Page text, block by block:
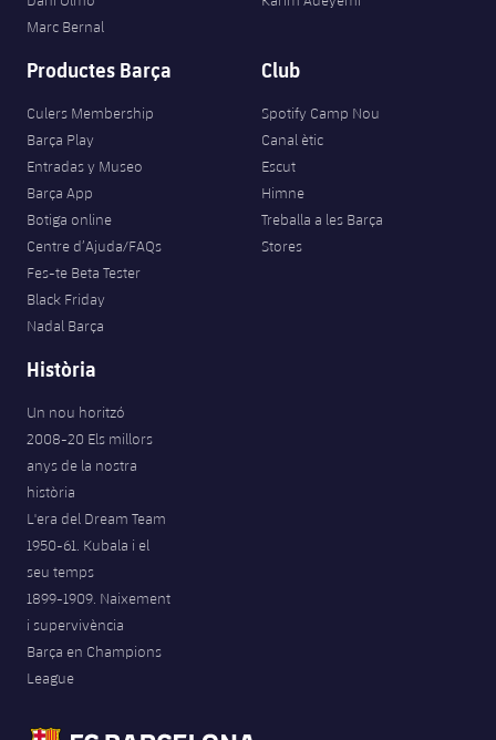
Marc Bernal
Productes Barça
Culers Membership
Barça Play
Entradas y Museo
Barça App
Botiga online
Centre d’Ajuda/FAQs
Fes-te Beta Tester
Black Friday
Nadal Barça
Club
Spotify Camp Nou
Canal ètic
Escut
Himne
Treballa a les Barça
Stores
Història
Un nou horitzó
2008-20 Els millors
anys de la nostra
història
L'era del Dream Team
1950-61. Kubala i el
seu temps
1899-1909. Naixement
i supervivència
Barça en Champions
League